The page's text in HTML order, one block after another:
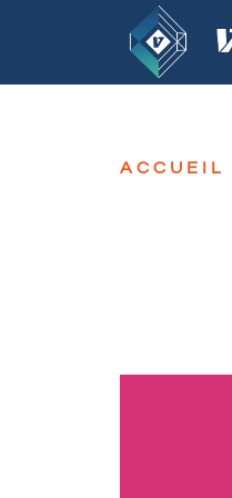
ACCUEIL